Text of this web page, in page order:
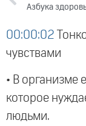
00:00:02
чувствами
• В организме
которое
людьми.